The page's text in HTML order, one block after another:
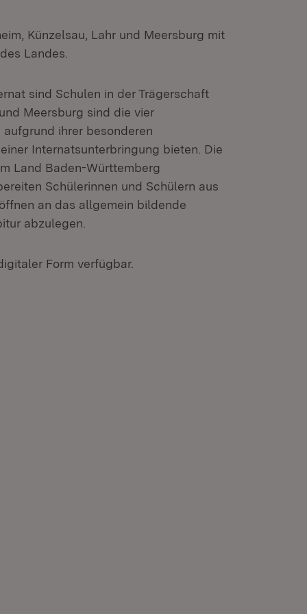
Künzelsau, Lahr und Meersburg mit
Landes.
sind Schulen in der Trägerschaft
Meersburg sind die vier
ihrer besonderen
Internatsunterbringung bieten. Die
Land Baden-Württemberg
Schülerinnen und Schülern aus
an das allgemein bildende
abzulegen.
Form verfügbar.